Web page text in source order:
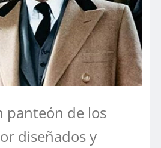
panteón de los
diseñados y